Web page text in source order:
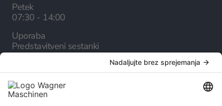
Petek
07:30 - 14:00
Uporaba
Predstavitveni sestanki
O nas
Kariera